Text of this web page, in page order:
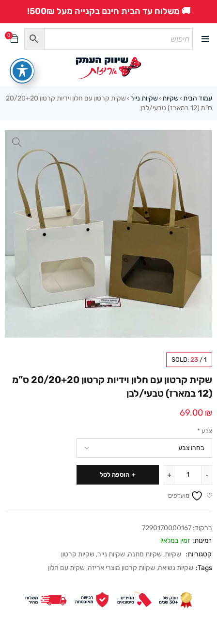
🚚 משלוח עד הבית חינם בקנייה מעל 500₪!
0
עמוד הבית ›שקיות ›שקיות נייר ›
שקית קרטון עם חלון וידיות קרטון 20/20+20
ס”מ (12 במארז) טבעי/לבן
SOLD: 23 / 1
שקית קרטון עם חלון וידיות קרטון 20/20+20 ס”מ
(12 במארז) טבעי/לבן
69.00 ₪
צבע *
הוספה לסל
מועדפים
ברקוד: 7290170000167
זמינות: זמין במלאי!
קטגוריות:
שקיות, שקיות מתנה, שקיות נייר, שקיות קרטון
Tags: שקיות נשיאה, שקיות קרטון מוצרי אריזה, שקית עם חלון